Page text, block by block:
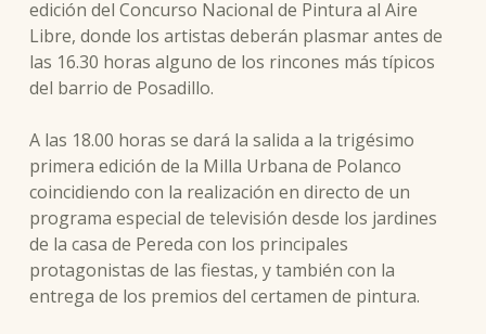
edición del Concurso Nacional de Pintura al Aire
Libre, donde los artistas deberán plasmar antes de
las 16.30 horas alguno de los rincones más típicos
del barrio de Posadillo.
A las 18.00 horas se dará la salida a la trigésimo
primera edición de la Milla Urbana de Polanco
coincidiendo con la realización en directo de un
programa especial de televisión desde los jardines
de la casa de Pereda con los principales
protagonistas de las fiestas, y también con la
entrega de los premios del certamen de pintura.